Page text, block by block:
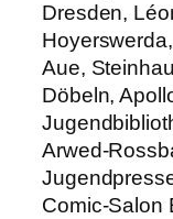
Dresden,
Aue,
Döbeln,
Arwed-
Comic-Salon